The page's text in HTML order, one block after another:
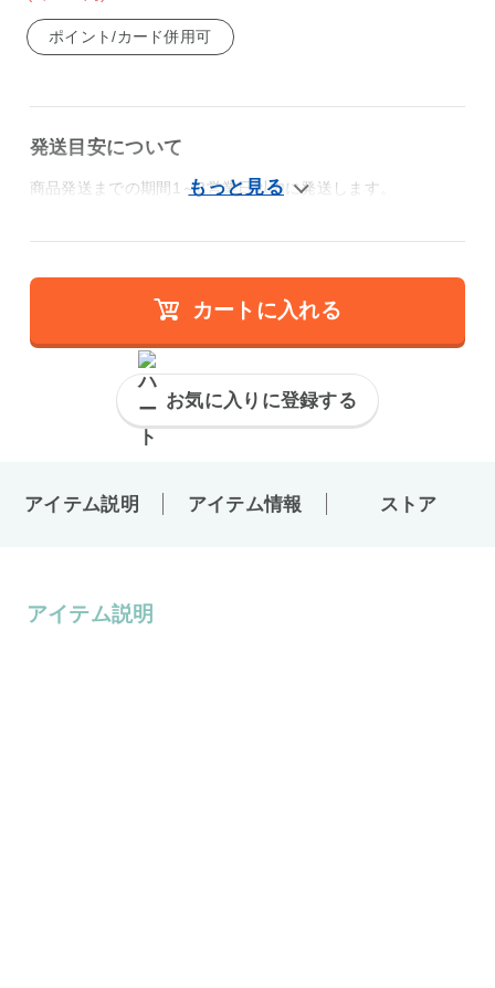
ポイント/カード併用可
発送目安について
商品発送までの期間1～3営業日以内に発送します。
カートに入れる
お気に入りに登録する
アイテム説明 アイテム情報 ストア
アイテム説明